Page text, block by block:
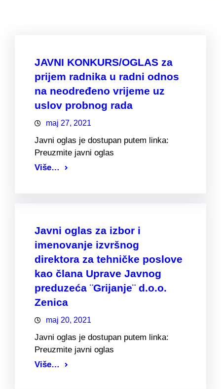
JAVNI KONKURS/OGLAS za
prijem radnika u radni odnos
na neodređeno vrijeme uz
uslov probnog rada
maj 27, 2021
Javni oglas je dostupan putem linka:
Preuzmite javni oglas
Više…
Javni oglas za izbor i
imenovanje izvršnog
direktora za tehničke poslove
kao člana Uprave Javnog
preduzeća ¨Grijanje¨ d.o.o.
Zenica
maj 20, 2021
Javni oglas je dostupan putem linka:
Preuzmite javni oglas
Više…